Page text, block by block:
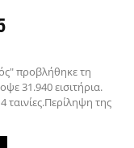
προβλήθηκε τη
31.940 εισιτήρια.
της